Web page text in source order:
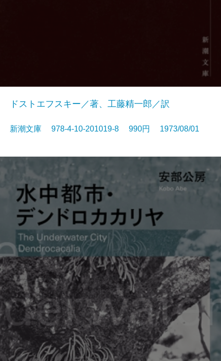
ドストエフスキー／著、工藤精一郎／訳
新潮文庫 978-4-10-201019-8 990円 1973/08/01